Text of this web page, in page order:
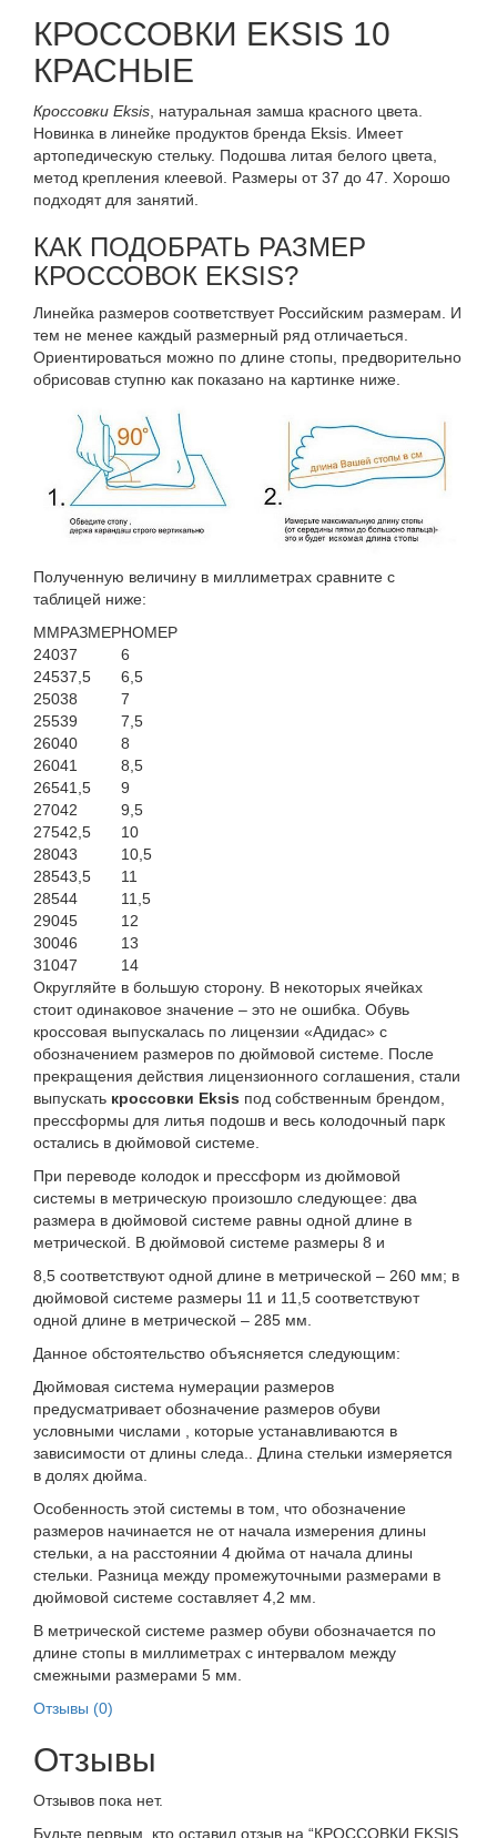
КРОССОВКИ EKSIS 10
КРАСНЫЕ
Кроссовки Eksis , натуральная замша красного цвета.
Новинка в линейке продуктов бренда Eksis. Имеет
артопедическую стельку. Подошва литая белого цвета,
метод крепления клеевой. Размеры от 37 до 47. Хорошо
подходят для занятий.
КАК ПОДОБРАТЬ РАЗМЕР
КРОССОВОК EKSIS?
Линейка размеров соответствует Российским размерам. И
тем не менее каждый размерный ряд отличаеться.
Ориентироваться можно по длине стопы, предворительно
обрисовав ступню как показано на картинке ниже.
Полученную величину в миллиметрах сравните с
таблицей ниже:
ММРАЗМЕРНОМЕР
24037
6
24537,5
6,5
25038
7
25539
7,5
26040
8
26041
8,5
26541,5
9
27042
9,5
27542,5
10
28043
10,5
28543,5
11
28544
11,5
29045
12
30046
13
31047
14
Округляйте в большую сторону. В некоторых ячейках
стоит одинаковое значение – это не ошибка. Обувь
кроссовая выпускалась по лицензии «Адидас» с
обозначением размеров по дюймовой системе. После
прекращения действия лицензионного соглашения, стали
выпускать кроссовки Eksis под собственным брендом,
прессформы для литья подошв и весь колодочный парк
остались в дюймовой системе.
При переводе колодок и прессформ из дюймовой
системы в метрическую произошло следующее: два
размера в дюймовой системе равны одной длине в
метрической. В дюймовой системе размеры 8 и
8,5 соответствуют одной длине в метрической – 260 мм; в
дюймовой системе размеры 11 и 11,5 соответствуют
одной длине в метрической – 285 мм.
Данное обстоятельство объясняется следующим:
Дюймовая система нумерации размеров
предусматривает обозначение размеров обуви
условными числами , которые устанавливаются в
зависимости от длины следа.. Длина стельки измеряется
в долях дюйма.
Особенность этой системы в том, что обозначение
размеров начинается не от начала измерения длины
стельки, а на расстоянии 4 дюйма от начала длины
стельки. Разница между промежуточными размерами в
дюймовой системе составляет 4,2 мм.
В метрической системе размер обуви обозначается по
длине стопы в миллиметрах с интервалом между
смежными размерами 5 мм.
Отзывы (0)
Отзывы
Отзывов пока нет.
Будьте первым, кто оставил отзыв на “КРОССОВКИ EKSIS